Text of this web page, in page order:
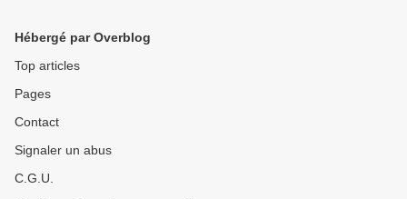
Hébergé par Overblog
Top articles
Pages
Contact
Signaler un abus
C.G.U.